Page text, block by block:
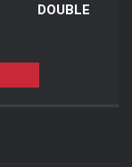
DOUBLE